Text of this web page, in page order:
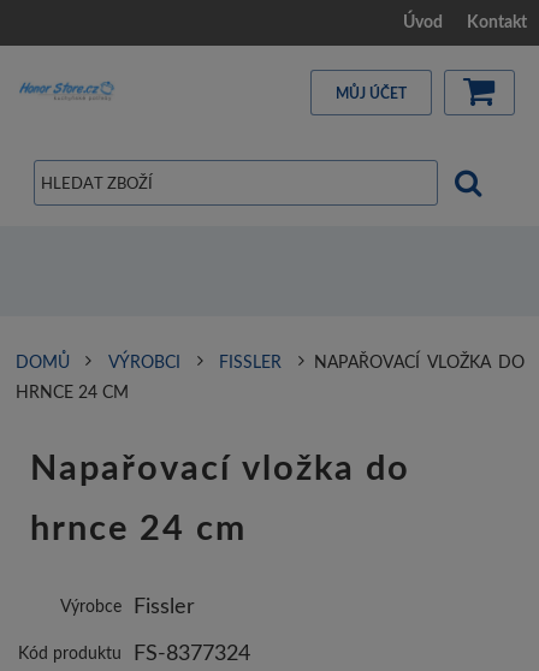
Úvod Kontakt
MŮJ ÚČET
DOMŮ VÝROBCI FISSLER
NAPAŘOVACÍ VLOŽKA DO
HRNCE 24 CM
Napařovací vložka do
hrnce 24 cm
Výrobce Fissler
Kód produktu FS-8377324